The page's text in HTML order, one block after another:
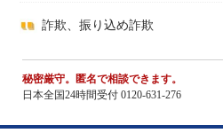
詐欺、振り込め詐欺
秘密厳守。匿名で相談できます。
日本全国24時間受付 0120-631-276